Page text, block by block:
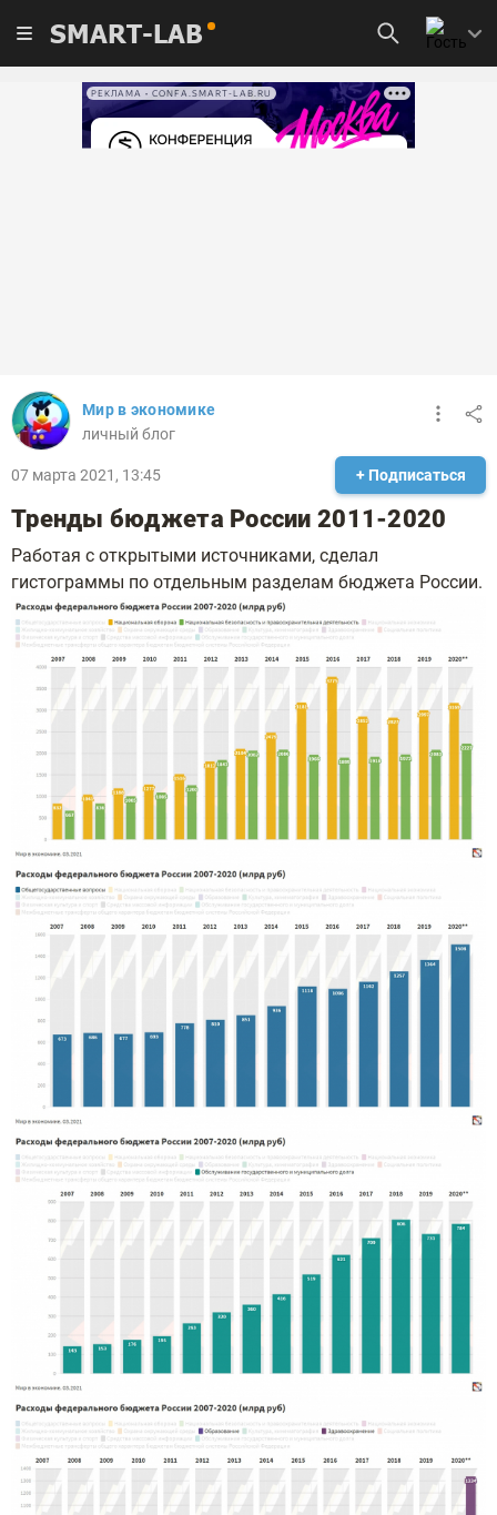
SMART-LAB
РЕКЛАМА • CONFA.SMART-LAB.RU
Мир в экономике
личный блог
07 марта 2021, 13:45 + Подписаться
Тренды бюджета России 2011-2020
Работая с открытыми источниками, сделал
гистограммы по отдельным разделам бюджета России.